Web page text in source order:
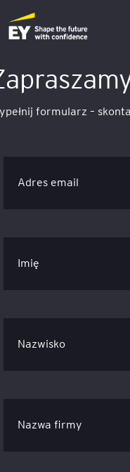
formularz –
Adres email
Imię
Nazwisko
Nazwa firmy